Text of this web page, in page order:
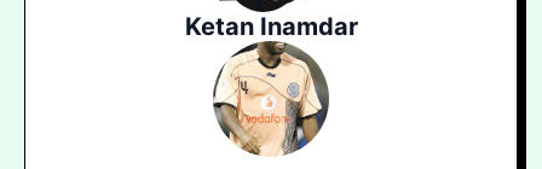
Ketan Inamdar